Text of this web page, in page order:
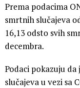
Prema podacima
smrtnih slučajeva
16,13 odsto svih
decembra.
Podaci pokazuju
slučajeva u vezi sa